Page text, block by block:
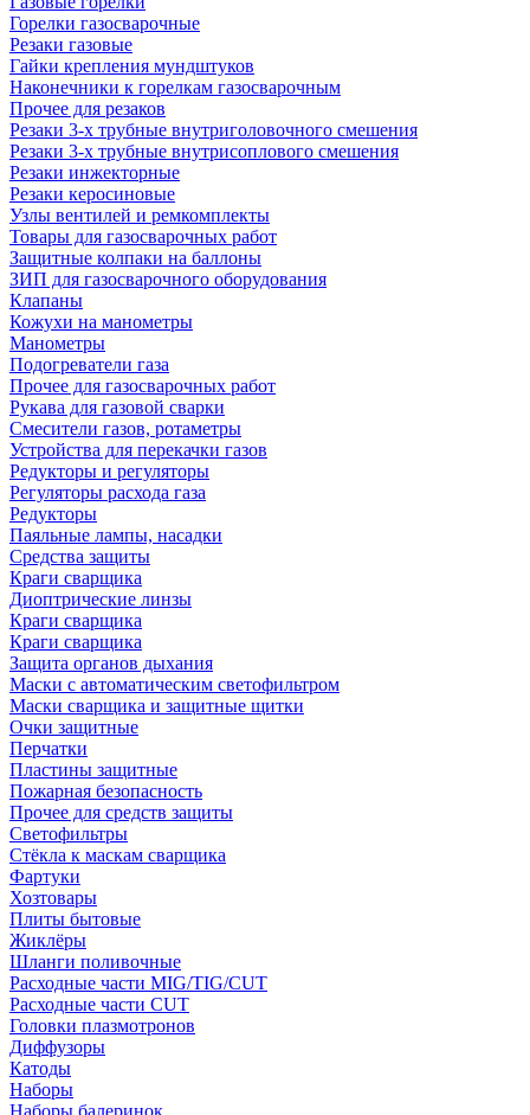
Горелки газосварочные
Резаки газовые
Гайки крепления мундштуков
Наконечники к горелкам газосварочным
Прочее для резаков
Резаки 3-х трубные внутриголовочного смешения
Резаки 3-х трубные внутрисоплового смешения
Резаки инжекторные
Резаки керосиновые
Узлы вентилей и ремкомплекты
Товары для газосварочных работ
Защитные колпаки на баллоны
ЗИП для газосварочного оборудования
Клапаны
Кожухи на манометры
Манометры
Подогреватели газа
Прочее для газосварочных работ
Рукава для газовой сварки
Смесители газов, ротаметры
Устройства для перекачки газов
Редукторы и регуляторы
Регуляторы расхода газа
Редукторы
Паяльные лампы, насадки
Средства защиты
Краги сварщика
Диоптрические линзы
Краги сварщика
Краги сварщика
Защита органов дыхания
Маски с автоматическим светофильтром
Маски сварщика и защитные щитки
Очки защитные
Перчатки
Пластины защитные
Пожарная безопасность
Прочее для средств защиты
Светофильтры
Стёкла к маскам сварщика
Фартуки
Хозтовары
Плиты бытовые
Жиклёры
Шланги поливочные
Расходные части MIG/TIG/CUT
Расходные части CUT
Головки плазмотронов
Диффузоры
Катоды
Наборы
Наборы балеринок